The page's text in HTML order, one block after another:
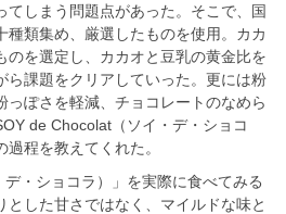
てしまう問題点があった。そこで、国
種類集め、厳選したものを使用。カカ
のを選定し、カカオと豆乳の黄金比を
ら課題をクリアしていった。更には粉
っぽさを軽減、チョコレートのなめら
de Chocolat（ソイ・デ・ショコ
程を教えてくれた。
デ・ショコラ）」を実際に食べてみる
とした甘さではなく、マイルドな味と